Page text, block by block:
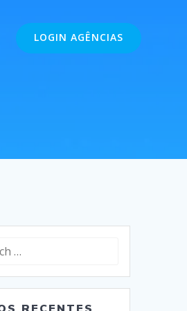
LOGIN AGÊNCIAS
RECENTES